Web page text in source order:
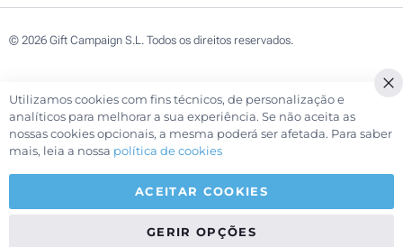
© 2026 Gift Campaign S.L. Todos os direitos reservados.
Utilizamos cookies com fins técnicos, de personalização e
analíticos para melhorar a sua experiência. Se não aceita as
nossas cookies opcionais, a mesma poderá ser afetada. Para saber
mais, leia a nossa política de cookies
ACEITAR COOKIES
GERIR OPÇÕES